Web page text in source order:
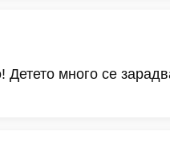
много се